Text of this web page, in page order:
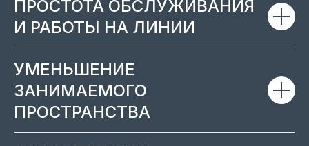
ПРОСТОТА ОБСЛУЖИВАНИЯ
И РАБОТЫ НА ЛИНИИ
УМЕНЬШЕНИЕ
ЗАНИМАЕМОГО
ПРОСТРАНСТВА